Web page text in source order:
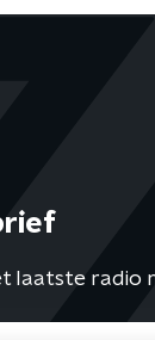
laatste radio